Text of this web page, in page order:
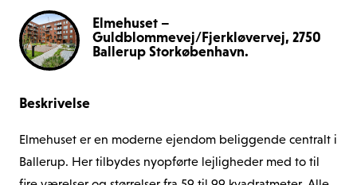
Det er muligt at søge om dispensation til husdyr.
Elmehuset –
Guldblommevej/Fjerkløvervej, 2750
Ballerup Storkøbenhavn.
Beskrivelse
Elmehuset er en moderne ejendom beliggende centralt i
Ballerup. Her tilbydes nyopførte lejligheder med to til